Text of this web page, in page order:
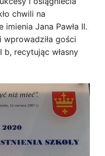
chwili na
Jana Pawła II.
gości
b, recytując własny